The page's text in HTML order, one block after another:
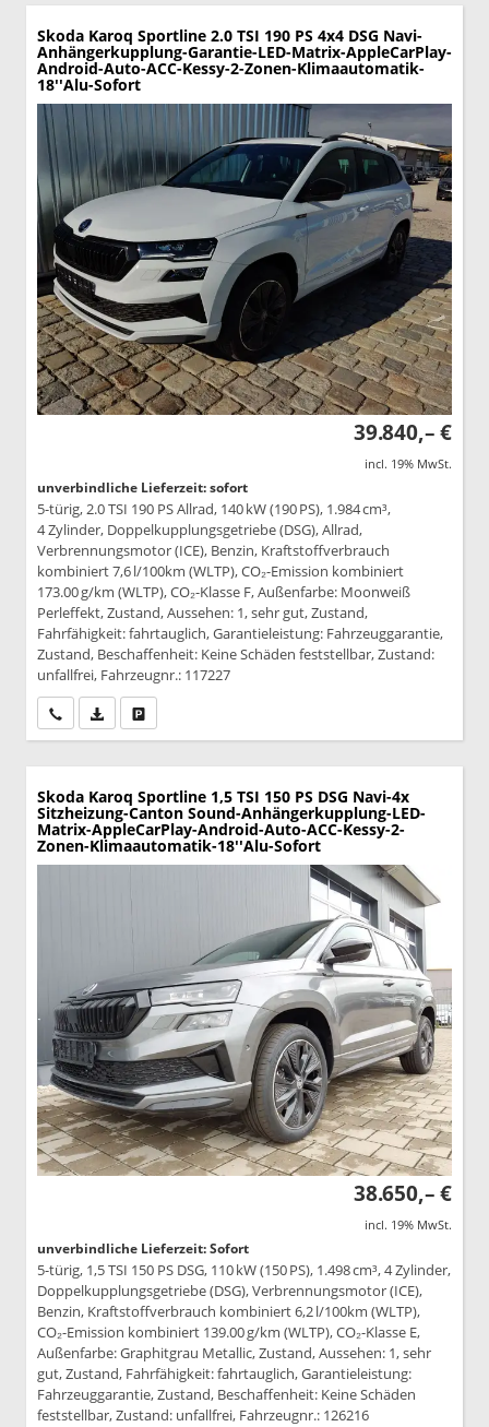
Skoda Karoq Sportline 2.0 TSI 190 PS 4x4 DSG Navi-
Anhängerkupplung-Garantie-LED-Matrix-AppleCarPlay-
Android-Auto-ACC-Kessy-2-Zonen-Klimaautomatik-
18''Alu-Sofort
39.840,– €
incl. 19% MwSt.
unverbindliche Lieferzeit: sofort
5-türig, 2.0 TSI 190 PS Allrad, 140 kW (190 PS), 1.984 cm³,
4 Zylinder, Doppelkupplungsgetriebe (DSG), Allrad,
Verbrennungsmotor (ICE), Benzin, Kraftstoffverbrauch
kombiniert 7,6 l/100km (WLTP), CO₂-Emission kombiniert
173.00 g/km (WLTP), CO₂-Klasse F, Außenfarbe: Moonweiß
Perleffekt, Zustand, Aussehen: 1, sehr gut, Zustand,
Fahrfähigkeit: fahrtauglich, Garantieleistung: Fahrzeuggarantie,
Zustand, Beschaffenheit: Keine Schäden feststellbar, Zustand:
unfallfrei, Fahrzeugnr.: 117227
Wir rufen Sie anPDF-Datei, Fahrzeugexposé drucken
Skoda Karoq Sportline 1,5 TSI 150 PS DSG Navi-4x
Sitzheizung-Canton Sound-Anhängerkupplung-LED-
Matrix-AppleCarPlay-Android-Auto-ACC-Kessy-2-
Zonen-Klimaautomatik-18''Alu-Sofort
38.650,– €
incl. 19% MwSt.
unverbindliche Lieferzeit: Sofort
5-türig, 1,5 TSI 150 PS DSG, 110 kW (150 PS), 1.498 cm³, 4 Zylinder,
Doppelkupplungsgetriebe (DSG), Verbrennungsmotor (ICE),
Benzin, Kraftstoffverbrauch kombiniert 6,2 l/100km (WLTP),
CO₂-Emission kombiniert 139.00 g/km (WLTP), CO₂-Klasse E,
Außenfarbe: Graphitgrau Metallic, Zustand, Aussehen: 1, sehr
gut, Zustand, Fahrfähigkeit: fahrtauglich, Garantieleistung:
Fahrzeuggarantie, Zustand, Beschaffenheit: Keine Schäden
feststellbar, Zustand: unfallfrei, Fahrzeugnr.: 126216